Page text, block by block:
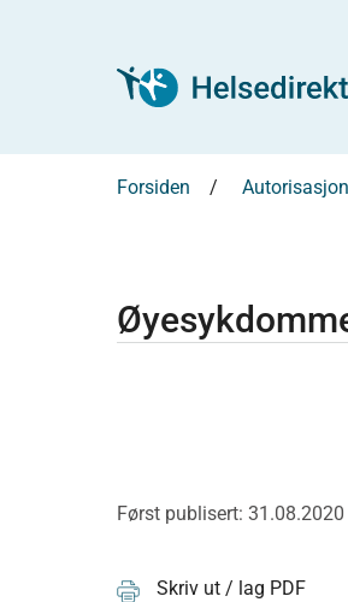
Forsiden
Først publisert: 31.08.2020
Skriv ut / lag PDF